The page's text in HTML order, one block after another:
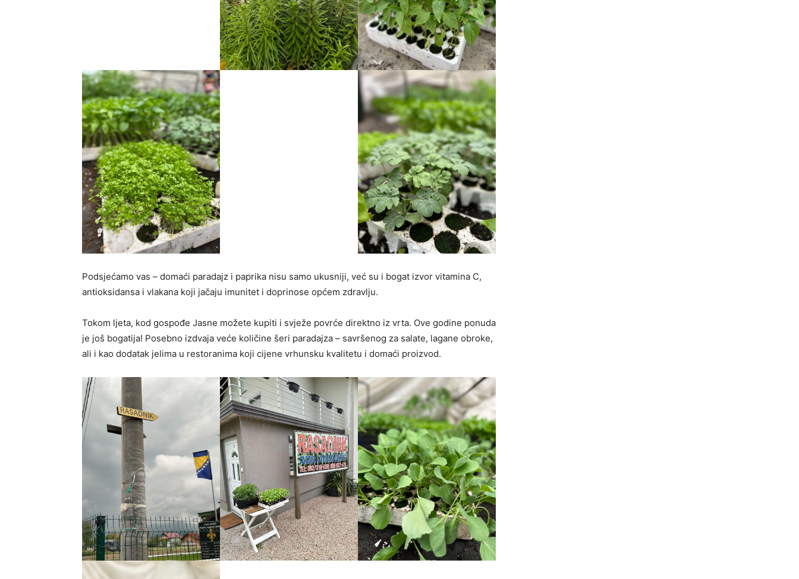
Podsjećamo vas – domaći paradajz i paprika nisu samo ukusniji, već su i bogat izvor vitamina C,
antioksidansa i vlakana koji jačaju imunitet i doprinose općem zdravlju.
Tokom ljeta, kod gospođe Jasne možete kupiti i svježe povrće direktno iz vrta. Ove godine ponuda
je još bogatija! Posebno izdvaja veće količine šeri paradajza – savršenog za salate, lagane obroke,
ali i kao dodatak jelima u restoranima koji cijene vrhunsku kvalitetu i domaći proizvod.